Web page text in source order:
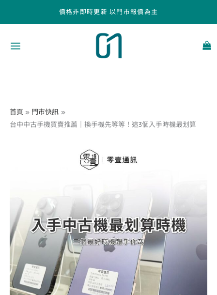
價格非即時更新 以門市報價為主
首頁
門市快訊
台中中古手機買賣推薦｜換手機先等等！這3個入手時機最划算